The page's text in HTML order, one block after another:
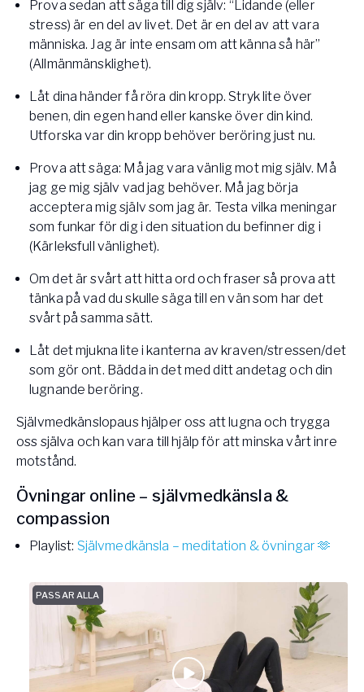
Prova sedan att säga till dig själv: “Lidande (eller
stress) är en del av livet. Det är en del av att vara
människa. Jag är inte ensam om att känna så här”
(Allmänmänsklighet).
Låt dina händer få röra din kropp. Stryk lite över
benen, din egen hand eller kanske över din kind.
Utforska var din kropp behöver beröring just nu.
Prova att säga: Må jag vara vänlig mot mig själv. Må
jag ge mig själv vad jag behöver. Må jag börja
acceptera mig själv som jag är. Testa vilka meningar
som funkar för dig i den situation du befinner dig i
(Kärleksfull vänlighet).
Om det är svårt att hitta ord och fraser så prova att
tänka på vad du skulle säga till en vän som har det
svårt på samma sätt.
Låt det mjukna lite i kanterna av kraven/stressen/det
som gör ont. Bädda in det med ditt andetag och din
lugnande beröring.
Självmedkänslopaus hjälper oss att lugna och trygga
oss själva och kan vara till hjälp för att minska vårt inre
motstånd.
Övningar online – självmedkänsla &
compassion
Playlist: Självmedkänsla – meditation & övningar 🫶
PASSAR ALLA